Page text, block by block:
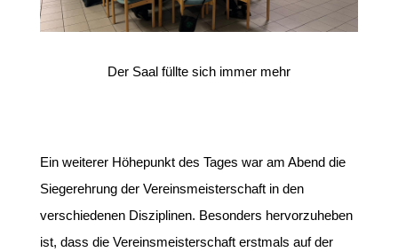
Der Saal füllte sich immer mehr
Ein weiterer Höhepunkt des Tages war am Abend die
Siegerehrung der Vereinsmeisterschaft in den
verschiedenen Disziplinen. Besonders hervorzuheben
ist, dass die Vereinsmeisterschaft erstmals auf der